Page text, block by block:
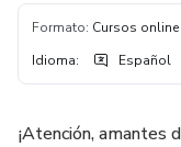
Formato: Cursos
Idioma: Español
¡Atención, amantes